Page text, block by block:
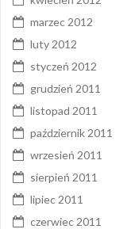
marzec 2012
luty 2012
styczeń 2012
grudzień 2011
listopad 2011
październik 2011
wrzesień 2011
sierpień 2011
lipiec 2011
czerwiec 2011